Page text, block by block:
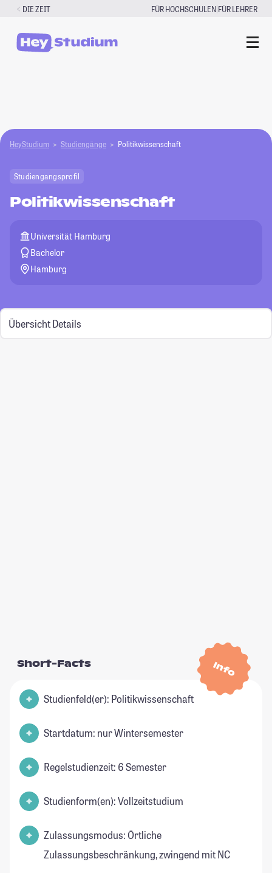
Zum
springen
DIE ZEIT FÜR HOCHSCHULEN|FÜR LEHRER
HeyStudium Studiengänge Politikwissenschaft
Studiengangsprofil
Politikwissenschaft
Universität Hamburg
Bachelor
Hamburg
Übersicht Details
Info
Short-Facts
Studienfeld(er): Politikwissenschaft
Startdatum: nur Wintersemester
Regelstudienzeit: 6 Semester
Studienform(en): Vollzeitstudium
Zulassungsmodus: Örtliche
Zulassungsbeschränkung, zwingend mit NC